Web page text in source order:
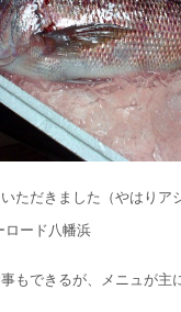
ただきました（やはりア
ロード八幡浜
もできるが、メニュが主